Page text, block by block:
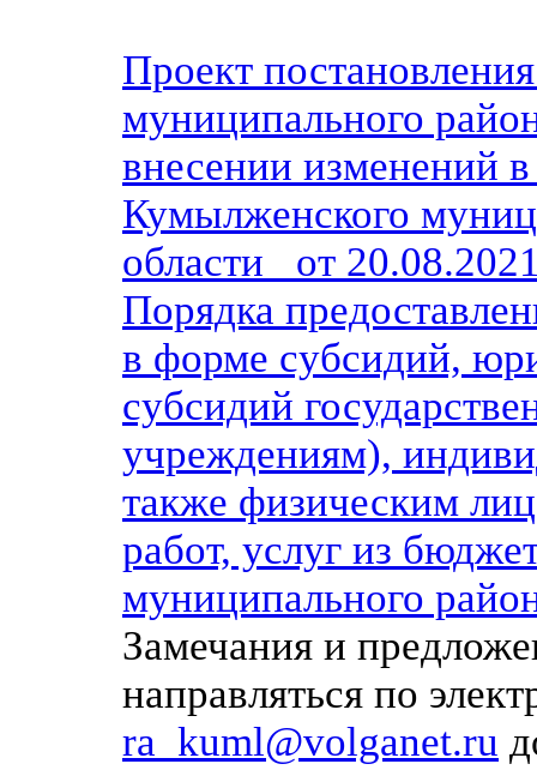
Проект
муниципального
внесении изменений
Кумылженского
области от
Порядка
в форме субсидий,
субсидий
учреждениям),
также физическим
работ, услуг из
муниципального
Замечания и
направляться по
ra_kuml@volganet.ru